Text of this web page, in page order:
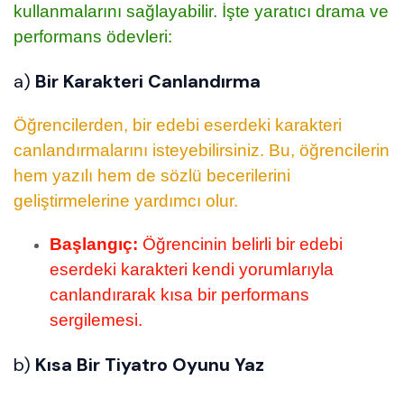
kullanmalarını sağlayabilir. İşte yaratıcı drama ve
performans ödevleri:
a) Bir Karakteri Canlandırma
Öğrencilerden, bir edebi eserdeki karakteri
canlandırmalarını isteyebilirsiniz. Bu, öğrencilerin
hem yazılı hem de sözlü becerilerini
geliştirmelerine yardımcı olur.
Başlangıç: Öğrencinin belirli bir edebi
eserdeki karakteri kendi yorumlarıyla
canlandırarak kısa bir performans
sergilemesi.
b) Kısa Bir Tiyatro Oyunu Yaz